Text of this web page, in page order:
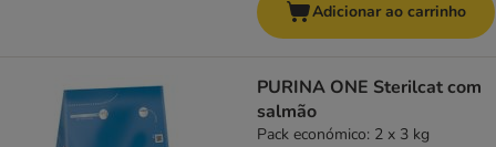
Adicionar ao carrinho
PURINA ONE Sterilcat com
salmão
Pack económico: 2 x 3 kg